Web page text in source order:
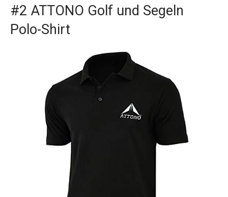
#2 ATTONO Golf und Segeln
Polo-Shirt